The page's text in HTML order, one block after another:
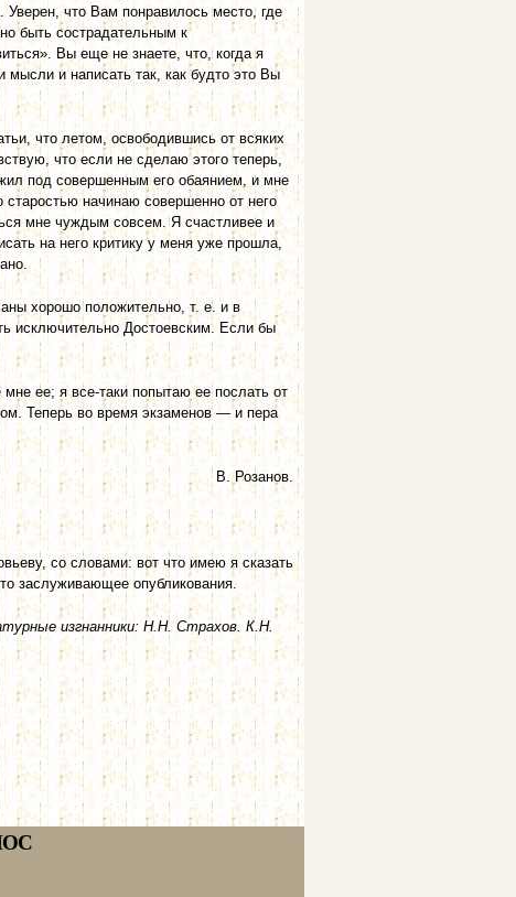
что Вам понравилось место, где
быть сострадательным к
Вы еще не знаете, что, когда я
и написать так, как будто это Вы
что летом, освободившись от всяких
что если не сделаю этого теперь,
под совершенным его обаянием, и мне
старостью начинаю совершенно от него
мне чуждым совсем. Я счастливее и
на него критику у меня уже прошла,
хорошо положительно, т. е. и в
исключительно Достоевским. Если бы
ее; я все-таки попытаю ее послать от
Теперь во время экзаменов — и пера
В. Розанов.
со словами: вот что имею я сказать
заслуживающее опубликования.
изгнанники: Н.Н. Страхов. К.Н.